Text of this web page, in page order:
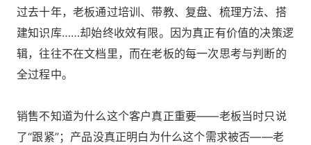
过去十年，老板通过培训、带教、复盘、梳理方法、搭
建知识库……却始终收效有限。因为真正有价值的决策逻
辑，往往不在文档里，而在老板的每一次思考与判断的
全过程中。
销售不知道为什么这个客户真正重要——老板当时只说
了“跟紧”；产品没真正明白为什么这个需求被否——老